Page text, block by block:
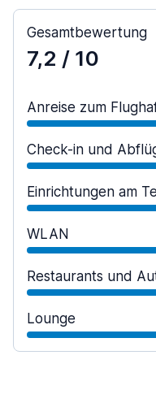
Gesamtbewertung
7,2 / 10
Anreise zum
Check-in und
Einrichtungen am
WLAN
Restaurants und
Lounge